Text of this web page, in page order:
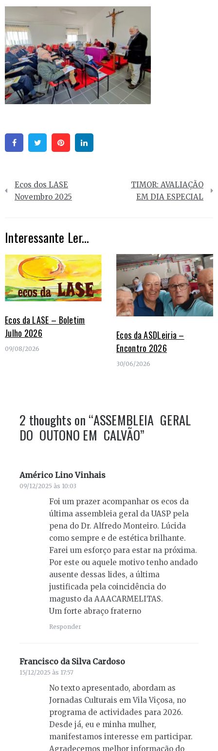
FacebookTwitter Pinterest
Navegação
de
Ecos dos LASE
Novembro 2025
TIMOR: AVALIAÇÃO
EM DIA ESPECIAL
Interessante Ler...
Ecos da LASE – Boletim
Julho 2026
09/08/2026
Ecos da ASDLeiria –
Encontro 2026
30/06/2026
2 thoughts on “ASSEMBLEIA GERAL
DO OUTONO EM CALVÃO”
Américo Lino Vinhais
09/12/2025 às 10:03
Foi um prazer acompanhar os ecos da
última assembleia geral da UASP pela
pena do Dr. Alfredo Monteiro. Lúcida
como sempre e de estética brilhante.
Farei um esforço para estar na próxima.
Por este ou aquele motivo tenho andado
ausente dessas lides, a última
justificada pela coincidência do
magusto da AAACARMELITAS.
Um forte abraço fraterno
Responder
Francisco da Silva Cardoso
15/12/2025 às 17:57
No texto apresentado, abordam as
Jornadas Culturais em Vila Viçosa, no
programa de actividades para 2026.
Desde já, eu e minha mulher,
manifestamos interesse em participar.
Agradecemos melhor informação do